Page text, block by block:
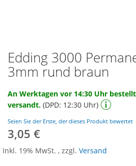
Zum
Anfang
der
springen
Edding 3000
3mm rund braun
An Werktagen vor 14:30 Uhr
versandt. (DPD: 12:30 Uhr)
Seien Sie der Erste, der dieses Produkt bewertet
3,05 €
Inkl. 19% MwSt. , zzgl. Versand